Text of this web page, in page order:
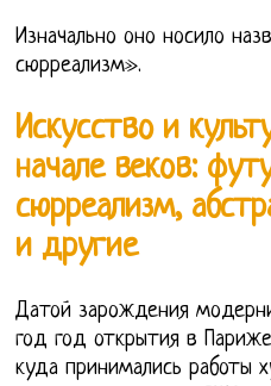
Изначально оно носило
сюрреализм».
Искусство и
начале веков:
сюрреализм,
и другие
Датой зарождения
год год открытия в
куда принимались работы